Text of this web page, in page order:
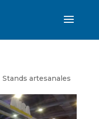
Stands artesanales